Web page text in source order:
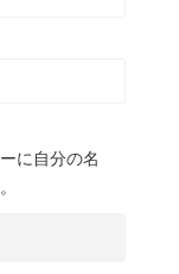
に自分の名